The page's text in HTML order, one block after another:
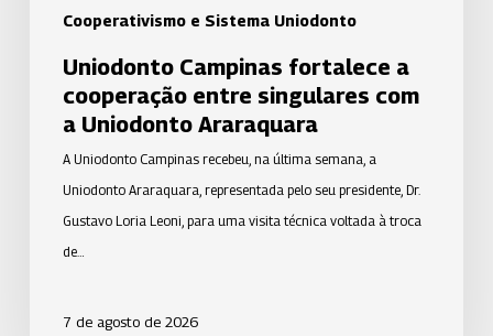
Cooperativismo e Sistema Uniodonto
Araraquara
Uniodonto Campinas fortalece a
cooperação entre singulares com
a Uniodonto Araraquara
A Uniodonto Campinas recebeu, na última semana, a
Uniodonto Araraquara, representada pelo seu presidente, Dr.
Gustavo Loria Leoni, para uma visita técnica voltada à troca
de…
7 de agosto de 2026